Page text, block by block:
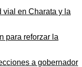
para reforzar la